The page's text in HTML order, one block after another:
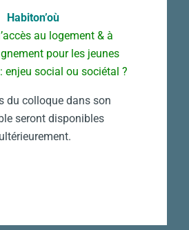
Habiton’où
au logement & à
pour les jeunes
enjeu social ou sociétal ?
du colloque dans son
seront disponibles
ultérieurement.